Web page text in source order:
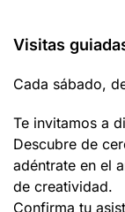
Visitas
Cada sábado,
Te invitamos a
Descubre de
adéntrate en el
de creatividad.
Confirma tu